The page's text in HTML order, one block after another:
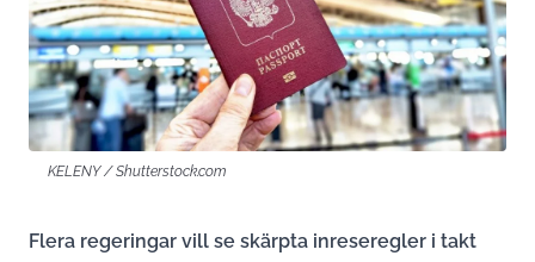
KELENY / Shutterstock.com
Flera regeringar vill se skärpta inreseregler i takt